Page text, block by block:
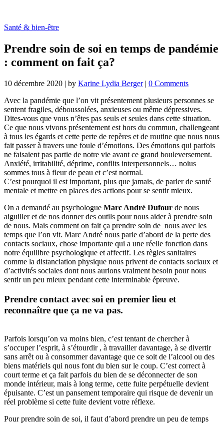
Santé & bien-être
Prendre soin de soi en temps de pandémie
: comment on fait ça?
10 décembre 2020 | by Karine Lydia Berger | 0 Comments
Avec la pandémie que l’on vit présentement plusieurs personnes se
sentent fragiles, déboussolées, anxieuses ou même dépressives.
Dites-vous que vous n’êtes pas seuls et seules dans cette situation.
Ce que nous vivons présentement est hors du commun, challengeant
à tous les égards et cette perte de repères et de routine que nous nous
fait passer à travers une foule d’émotions. Des émotions qui parfois
ne faisaient pas partie de notre vie avant ce grand bouleversement.
Anxiété, irritabilité, déprime, conflits interpersonnels… noius
sommes tous à fleur de peau et c’est normal.
C’est pourquoi il est important, plus que jamais, de parler de santé
mentale et mettre en places des actions pour se sentir mieux.
On a demandé au psychologue Marc André Dufour de nous
aiguiller et de nos donner des outils pour nous aider à prendre soin
de nous. Mais comment on fait ça prendre soin de nous avec les
temps que l’on vit. Marc André nous parle d’abord de la perte des
contacts sociaux, chose importante qui a une réelle fonction dans
notre équilibre psychologique et affectif. Les règles sanitaires
comme la distanciation physique nous privent de contacts sociaux et
d’activités sociales dont nous aurions vraiment besoin pour nous
sentir un peu mieux pendant cette interminable épreuve.
Prendre contact avec soi en premier lieu et
reconnaître que ça ne va pas.
Parfois lorsqu’on va moins bien, c’est tentant de chercher à
s’occuper l’esprit, à s’étourdir , à travailler davantage, à se divertir
sans arrêt ou à consommer davantage que ce soit de l’alcool ou des
biens matériels qui nous font du bien sur le coup. C’est correct à
court terme et ça fait parfois du bien de se déconnecter de son
monde intérieur, mais à long terme, cette fuite perpétuelle devient
épuisante. C’est un pansement temporaire qui risque de devenir un
réel problème si cette fuite devient votre réflexe.
Pour prendre soin de soi, il faut d’abord prendre un peu de temps